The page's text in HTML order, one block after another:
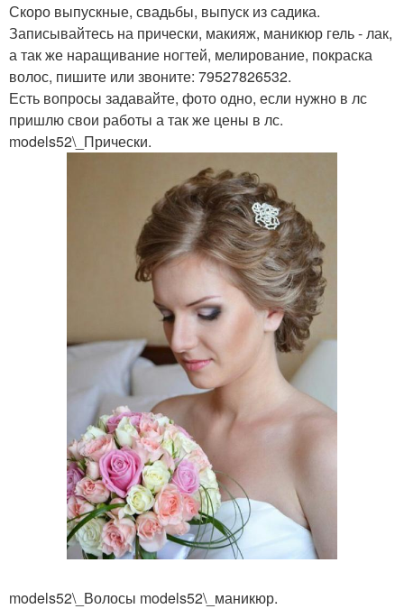
Скоро выпускные, свадьбы, выпуск из садика.
Записывайтесь на прически, макияж, маникюр гель - лак,
а так же наращивание ногтей, мелирование, покраска
волос, пишите или звоните: 79527826532.
Есть вопросы задавайте, фото одно, если нужно в лс
пришлю свои работы а так же цены в лс.
models52\_Прически.
models52\_Волосы models52\_маникюр.